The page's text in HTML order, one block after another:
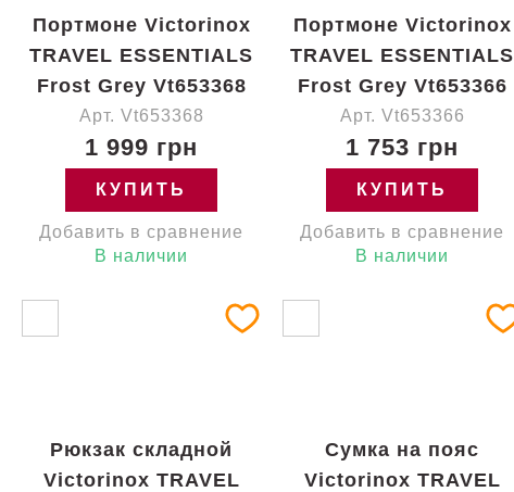
Портмоне Victorinox
TRAVEL ESSENTIALS
Frost Grey Vt653368
Арт. Vt653368
1 999 грн
КУПИТЬ
Добавить в сравнение
В наличии
Портмоне Victorinox
TRAVEL ESSENTIALS
Frost Grey Vt653366
Арт. Vt653366
1 753 грн
КУПИТЬ
Добавить в сравнение
В наличии
Рюкзак складной
Victorinox TRAVEL
Сумка на пояс
Victorinox TRAVEL